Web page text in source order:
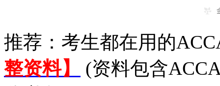
推荐：考生都在用的
整资料】
(资料包含